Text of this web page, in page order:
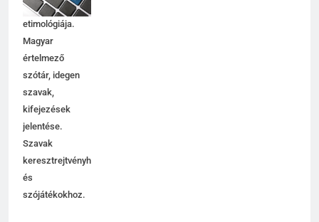
használata,
etimológiája.
Magyar
értelmező
szótár, idegen
szavak,
kifejezések
jelentése.
Szavak
keresztrejtvényhez
és
szójátékokhoz.
7
8